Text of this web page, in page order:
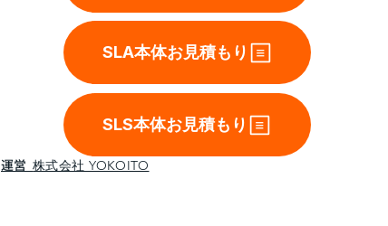
SLA本体お見積もり
SLS本体お見積もり
運営株式会社 YOKOITO